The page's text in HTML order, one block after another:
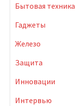
Бытовая техника
Гаджеты
Железо
Защита
Инновации
Интервью